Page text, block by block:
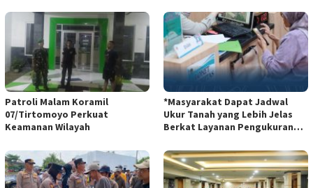
Patroli Malam Koramil
07/Tirtomoyo Perkuat
Keamanan Wilayah
*Masyarakat Dapat Jadwal
Ukur Tanah yang Lebih Jelas
Berkat Layanan Pengukuran